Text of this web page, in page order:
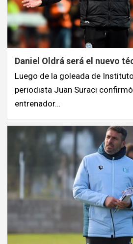
Daniel Oldrá será el nuevo
Luego de la goleada de
periodista Juan Suraci
entrenador…